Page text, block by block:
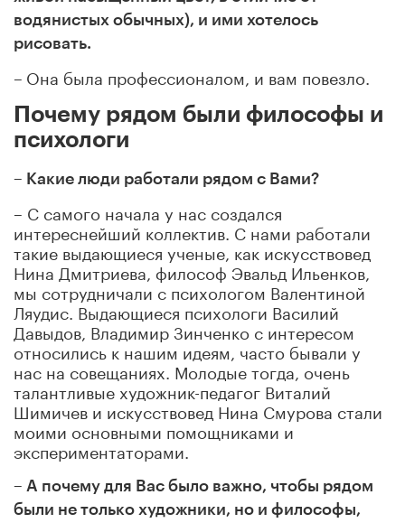
водянистых обычных), и ими хотелось
рисовать.
– Она была профессионалом, и вам повезло.
Почему рядом были философы и
психологи
– Какие люди работали рядом с Вами?
– С самого начала у нас создался
интереснейший коллектив. С нами работали
такие выдающиеся ученые, как искусствовед
Нина Дмитриева, философ Эвальд Ильенков,
мы сотрудничали с психологом Валентиной
Ляудис. Выдающиеся психологи Василий
Давыдов, Владимир Зинченко с интересом
относились к нашим идеям, часто бывали у
нас на совещаниях. Молодые тогда, очень
талантливые художник-педагог Виталий
Шимичев и искусствовед Нина Смурова стали
моими основными помощниками и
экспериментаторами.
– А почему для Вас было важно, чтобы рядом
были не только художники, но и философы,